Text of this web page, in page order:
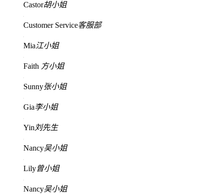
Castor胡小姐
Customer Service客服部
Mia江小姐
Faith 方小姐
Sunny张小姐
Gia李小姐
Yin 刘先生
Nancy吴小姐
Lily曾小姐
Nancy吴小姐